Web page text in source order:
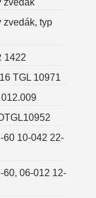
zvedák
zvedák, typ
1422
TGL 10971
60 10-042 22-
60, 06-012 12-